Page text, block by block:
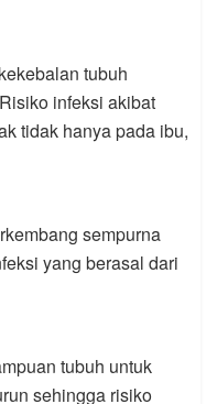
tubuh
infeksi akibat
tidak hanya pada ibu,
sempurna
yang berasal dari
tubuh untuk
sehingga risiko